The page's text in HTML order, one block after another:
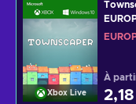
Xbox Live
À